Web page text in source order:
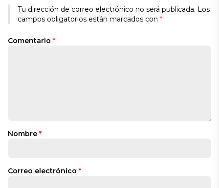
Tu dirección de correo electrónico no será publicada. Los
campos obligatorios están marcados con *
Comentario *
Nombre *
Correo electrónico *